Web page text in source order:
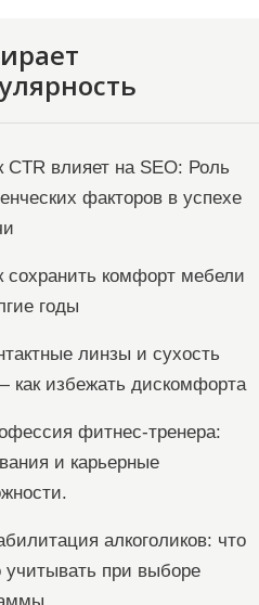
CTR влияет на SEO: Роль
факторов в успехе
сохранить комфорт мебели
годы
линзы и сухость
как избежать дискомфорта
фитнес-тренера:
и карьерные
алкоголиков: что
учитывать при выборе